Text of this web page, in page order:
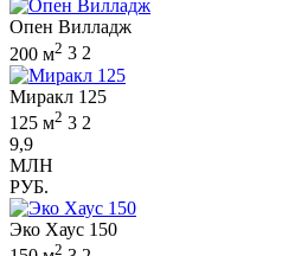
Опен Вилладж
200 м2 3 2
Миракл 125
125 м2 3 2
9,9
МЛН
РУБ.
Эко Хаус 150
2